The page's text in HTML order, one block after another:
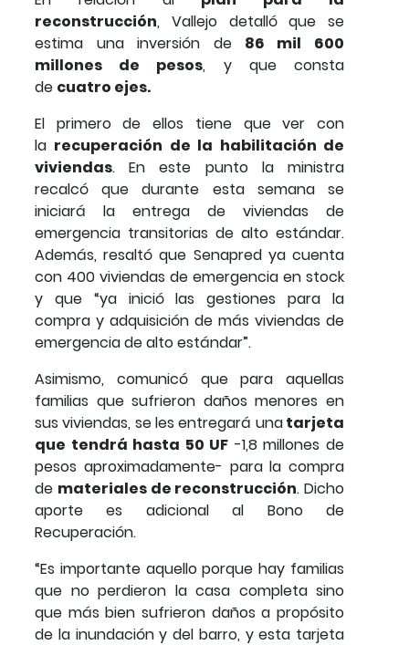
reconstrucción, Vallejo detalló que se
estima una inversión de 86 mil 600
millones de pesos, y que consta
de cuatro ejes.
El primero de ellos tiene que ver con
la recuperación de la habilitación de
viviendas. En este punto la ministra
recalcó que durante esta semana se
iniciará la entrega de viviendas de
emergencia transitorias de alto estándar.
Además, resaltó que Senapred ya cuenta
con 400 viviendas de emergencia en stock
y que “ya inició las gestiones para la
compra y adquisición de más viviendas de
emergencia de alto estándar”.
Asimismo, comunicó que para aquellas
familias que sufrieron daños menores en
sus viviendas, se les entregará unatarjeta
que tendrá hasta 50 UF -1,8 millones de
pesos aproximadamente- para la compra
de materiales de reconstrucción. Dicho
aporte es adicional al Bono de
Recuperación.
“Es importante aquello porque hay familias
que no perdieron la casa completa sino
que más bien sufrieron daños a propósito
de la inundación y del barro, y esta tarjeta